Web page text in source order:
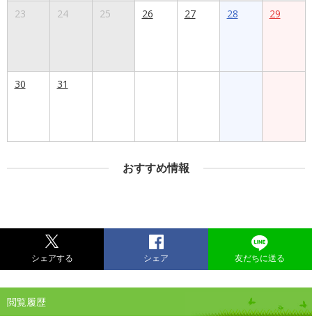
23 24 25 26 27 28 29
30 31
おすすめ情報
シェアする シェア 友だちに送る
閲覧履歴